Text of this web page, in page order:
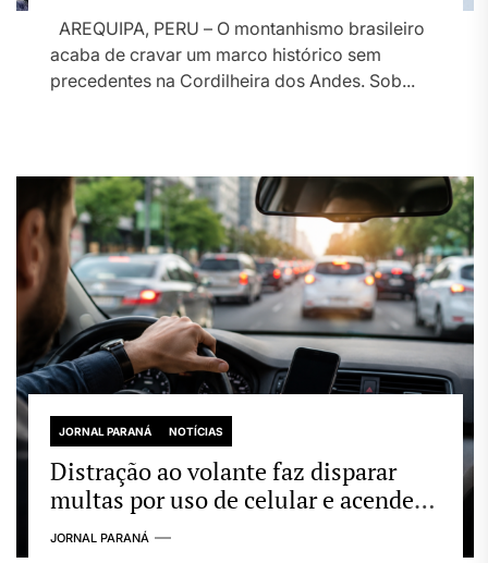
AREQUIPA, PERU – O montanhismo brasileiro
acaba de cravar um marco histórico sem
precedentes na Cordilheira dos Andes. Sob...
JORNAL PARANÁ NOTÍCIAS
Distração ao volante faz disparar
multas por uso de celular e acende
alerta para segurança no trânsito
JORNAL PARANÁ